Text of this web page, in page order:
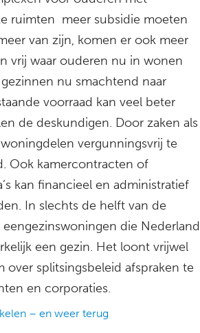
ruimten meer subsidie moeten
van zijn, komen er ook meer
vrij waar ouderen nu in wonen
nu smachtend naar
voorraad kan veel beter
de deskundigen. Door zaken als
vergunningsvrij te
Ook kamercontracten of
kan financieel en administratief
In slechts de helft van de
die Nederland
een gezin. Het loont vrijwel
over splitsingsbeleid afspraken te
en corporaties.
– en weer terug